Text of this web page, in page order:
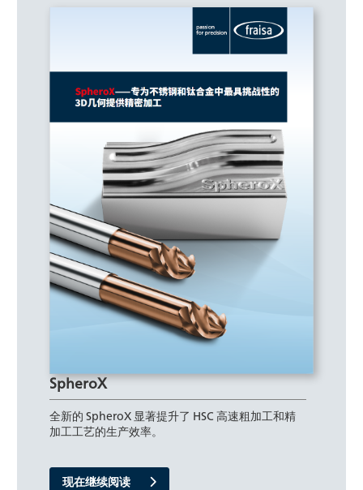
SpheroX
全新的 SpheroX 显著提升了 HSC 高速粗加工和精
加工工艺的生产效率。
现在继续阅读